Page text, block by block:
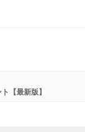
【最新版】